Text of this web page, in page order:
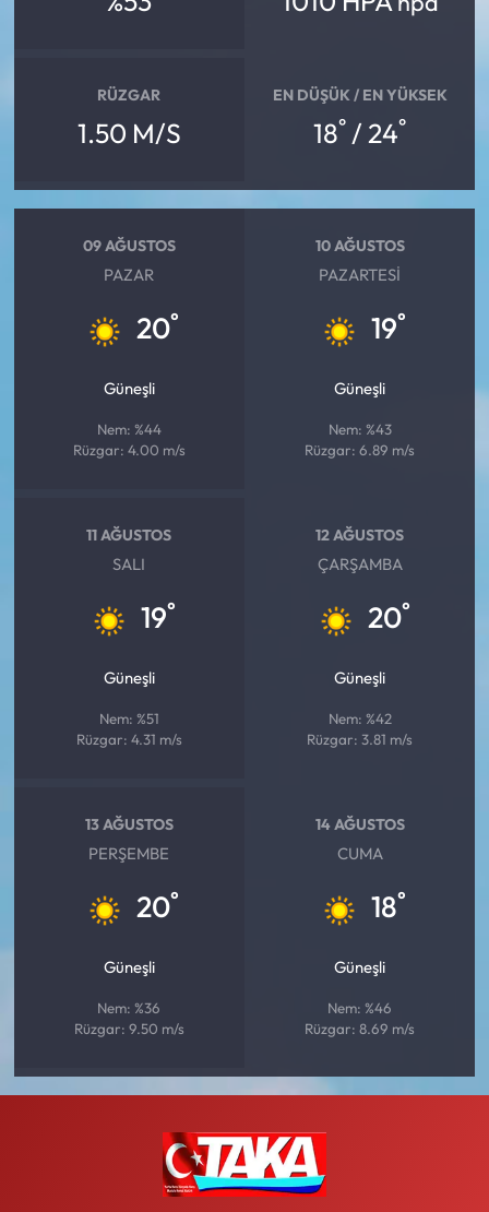
RÜZGAR
1.50 M/S
EN DÜŞÜK / EN YÜKSEK
18° / 24°
09 AĞUSTOS
PAZAR
20°
Güneşli
Nem: %44
Rüzgar: 4.00 m/s
10 AĞUSTOS
PAZARTESI
19°
Güneşli
Nem: %43
Rüzgar: 6.89 m/s
11 AĞUSTOS
SALI
19°
Güneşli
Nem: %51
Rüzgar: 4.31 m/s
12 AĞUSTOS
ÇARŞAMBA
20°
Güneşli
Nem: %42
Rüzgar: 3.81 m/s
13 AĞUSTOS
PERŞEMBE
20°
Güneşli
Nem: %36
Rüzgar: 9.50 m/s
14 AĞUSTOS
CUMA
18°
Güneşli
Nem: %46
Rüzgar: 8.69 m/s